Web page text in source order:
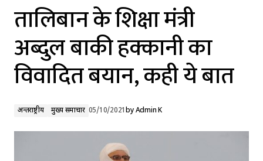
तालिबान के शिक्षा मंत्री
अब्दुल बाकी हक्कानी का
विवादित बयान, कही ये बात
अन्तर्राष्ट्रीय मुख्य समाचार 05/10/2021by Admin K